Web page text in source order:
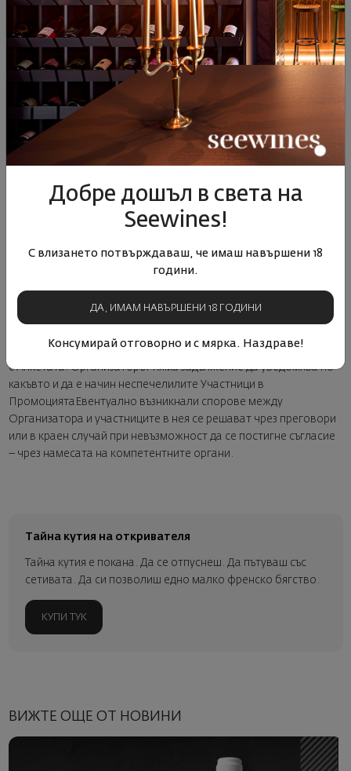
дисквалифицирани участници, които не отговарят на
условията за участие в Анкетата, както и в случай на
извършена от тях злоупотреба, недобросъвестно поведение,
използване на фалшива онлайн идентичност или нарушаване
на Правилата. При дисквалификация участникът губи правото
на спечелена награда, ако е спечелил такава. В случай на
дисквалификация участникът има право да отправи запитване
за причините и Организаторът следва да отговори на
изпратеното запитване.
Организаторът си запазва правото по негова преценка да
изменя и допълва настоящите Правила, като за целта
20 202 (съобразно индивидуалния тарифен план на абоната,
без допълнително таксуване) или чрез изпращане на имейл на
получи необходимата му допълнителна информация, свързана
с Анкетата. Организаторът няма задължение да уведомява по
какъвто и да е начин неспечелилите Участници в
ПромоциятаЕвентуално възникнали спорове между
Организатора и участниците в нея се решават чрез преговори
или в краен случай при невъзможност да се постигне съгласие
– чрез намесата на компетентните органи.
Тайна кутия на откривателя
Тайна кутия е покана. Да се отпуснеш. Да пътуваш със
сетивата. Да си позволиш едно малко френско бягство.
КУПИ ТУК
ВИЖТЕ ОЩЕ ОТ НОВИНИ
Добре дошъл в света на
Seewines!
С влизането потвърждаваш, че имаш навършени 18
години.
ДА, ИМАМ НАВЪРШЕНИ 18 ГОДИНИ
Консумирай отговорно и с мярка. Наздраве!